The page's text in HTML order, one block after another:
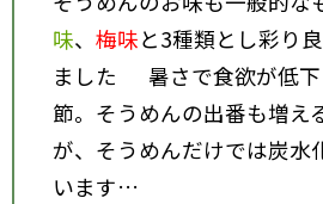
味、 梅味と3種類とし彩り
ました
暑さで食欲が低
節。そうめんの出番も増え
が、そうめんだけでは炭水
います…